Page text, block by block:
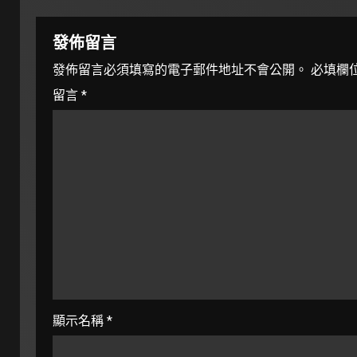
發佈留言
發佈留言必須填寫的電子郵件地址不會公開。 必填欄
留言 *
顯示名稱 *